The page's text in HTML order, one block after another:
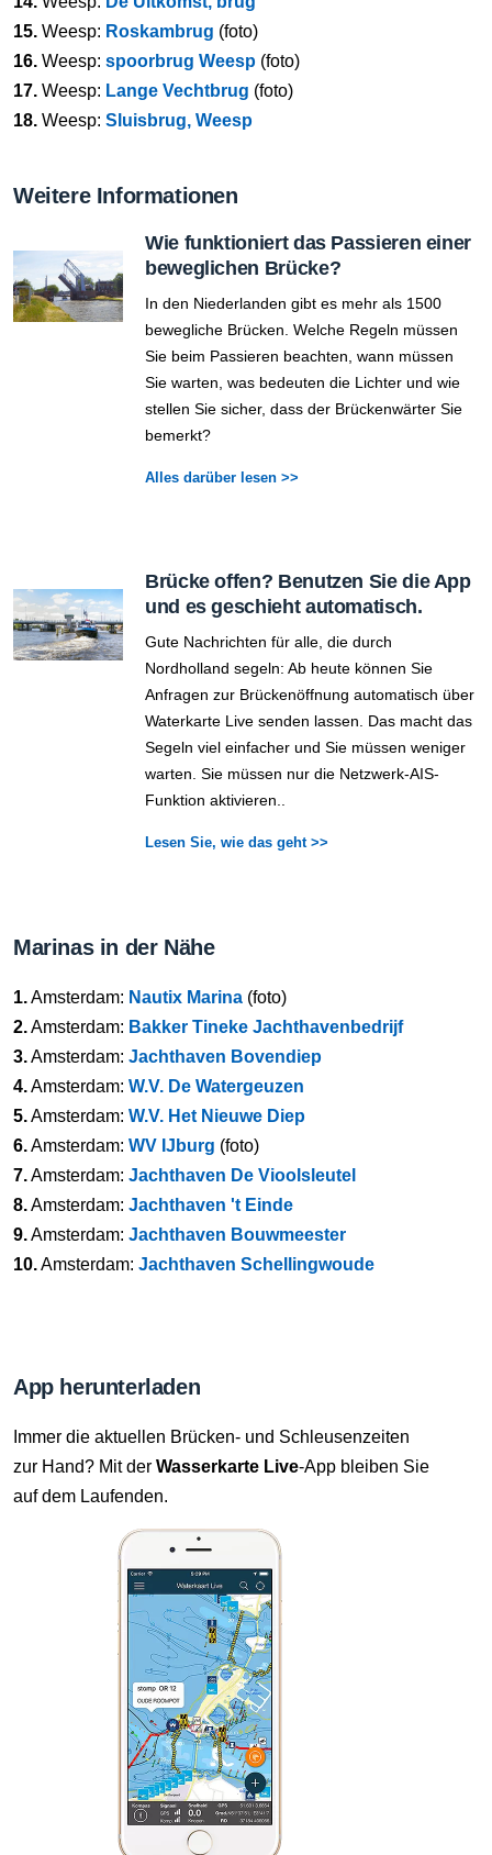
15. Weesp: Roskambrug (foto)
16. Weesp: spoorbrug Weesp (foto)
17. Weesp: Lange Vechtbrug (foto)
18. Weesp: Sluisbrug, Weesp
Weitere Informationen
Wie funktioniert das Passieren einer
beweglichen Brücke?
In den Niederlanden gibt es mehr als 1500
bewegliche Brücken. Welche Regeln müssen
Sie beim Passieren beachten, wann müssen
Sie warten, was bedeuten die Lichter und wie
stellen Sie sicher, dass der Brückenwärter Sie
bemerkt?
Alles darüber lesen >>
Brücke offen? Benutzen Sie die App
und es geschieht automatisch.
Gute Nachrichten für alle, die durch
Nordholland segeln: Ab heute können Sie
Anfragen zur Brückenöffnung automatisch über
Waterkarte Live senden lassen. Das macht das
Segeln viel einfacher und Sie müssen weniger
warten. Sie müssen nur die Netzwerk-AIS-
Funktion aktivieren..
Lesen Sie, wie das geht >>
Marinas in der Nähe
1.Amsterdam: Nautix Marina (foto)
2.Amsterdam: Bakker Tineke Jachthavenbedrijf
3.Amsterdam: Jachthaven Bovendiep
4.Amsterdam: W.V. De Watergeuzen
5.Amsterdam: W.V. Het Nieuwe Diep
6.Amsterdam: WV IJburg (foto)
7.Amsterdam: Jachthaven De Vioolsleutel
8.Amsterdam: Jachthaven 't Einde
9.Amsterdam: Jachthaven Bouwmeester
10.Amsterdam: Jachthaven Schellingwoude
App herunterladen
Immer die aktuellen Brücken- und Schleusenzeiten
zur Hand? Mit der Wasserkarte Live-App bleiben Sie
auf dem Laufenden.